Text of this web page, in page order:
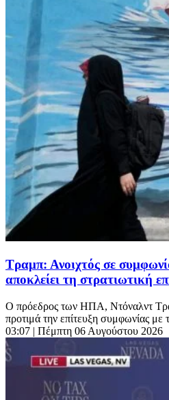
Τραμπ: Ανοιχτός σε
αποκλείει τη στρατιωτική
Ο πρόεδρος των ΗΠΑ, Ντόναλντ
προτιμά την επίτευξη συμφωνίας με
03:07 | Πέμπτη 06 Αυγούστου 2026